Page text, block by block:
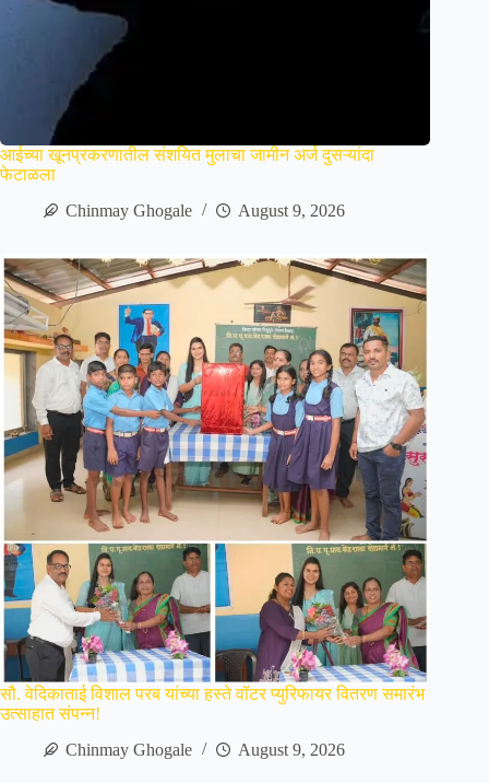
आईच्या खूनप्रकरणातील संशयित मुलाचा जामीन अर्ज दुसऱ्यांदा
फेटाळला
Chinmay Ghogale
August 9, 2026
सौ. वेदिकाताई विशाल परब यांच्या हस्ते वॉटर प्युरिफायर वितरण समारंभ
उत्साहात संपन्न!
Chinmay Ghogale
August 9, 2026